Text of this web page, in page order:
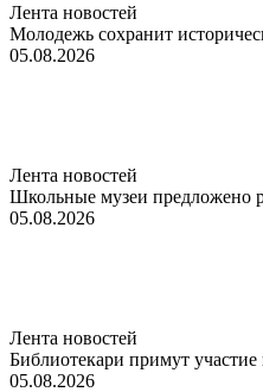
Лента новостей
Молодежь сохранит
05.08.2026
Лента новостей
Школьные музеи предложено
05.08.2026
Лента новостей
Библиотекари примут участие
05.08.2026